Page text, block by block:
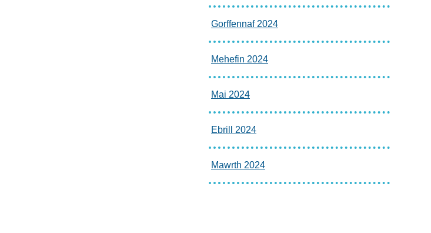
Gorffennaf 2024
Mehefin 2024
Mai 2024
Ebrill 2024
Mawrth 2024